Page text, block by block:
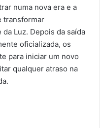
numa nova era e a
transformar
Luz. Depois da saída
oficializada, os
para iniciar um novo
qualquer atraso na